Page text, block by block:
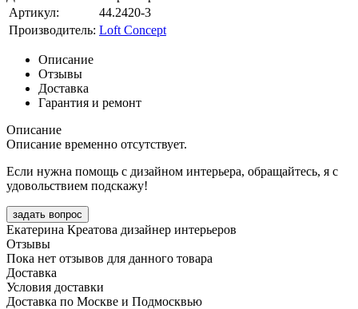
Артикул:
44.2420-3
Производитель: Loft Concept
Описание
Отзывы
Доставка
Гарантия и ремонт
Описание
Описание временно отсутствует.
Если нужна помощь с дизайном интерьера, обращайтесь, я с
удовольствием подскажу!
задать вопрос
Екатерина Креатова дизайнер интерьеров
Отзывы
Пока нет отзывов для данного товара
Доставка
Условия доставки
Доставка по Москве и Подмосквью